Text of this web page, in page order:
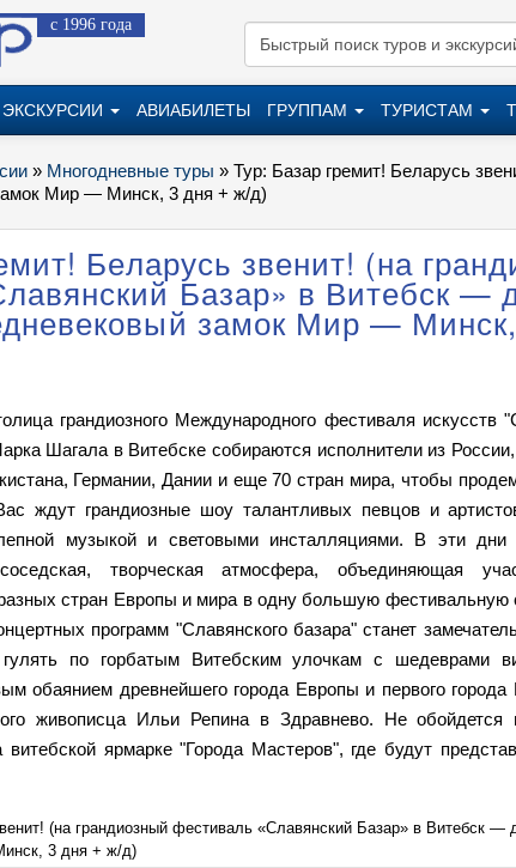
с 1996 года
АВИАБИЛЕТЫ ГРУППАМ ТУРИСТАМ
» Многодневные туры » Тур: Базар гремит! Беларусь
Мир — Минск, 3 дня + ж/д)
Беларусь звенит! (на
Базар» в Витебск —
замок Мир —
грандиозного Международного фестиваля искусств
Шагала в Витебске собираются исполнители из
Германии, Дании и еще 70 стран мира, чтобы
ждут грандиозные шоу талантливых певцов и
музыкой и световыми инсталляциями. В эти дни
творческая атмосфера, объединяющая
стран Европы и мира в одну большую
программ "Славянского базара" станет
по горбатым Витебским улочкам с шедеврами
обаянием древнейшего города Европы и первого
живописца Ильи Репина в Здравнево. Не обойдется
витебской ярмарке "Города Мастеров", где будут
(на грандиозный фестиваль «Славянский Базар» в Витебск
3 дня + ж/д)